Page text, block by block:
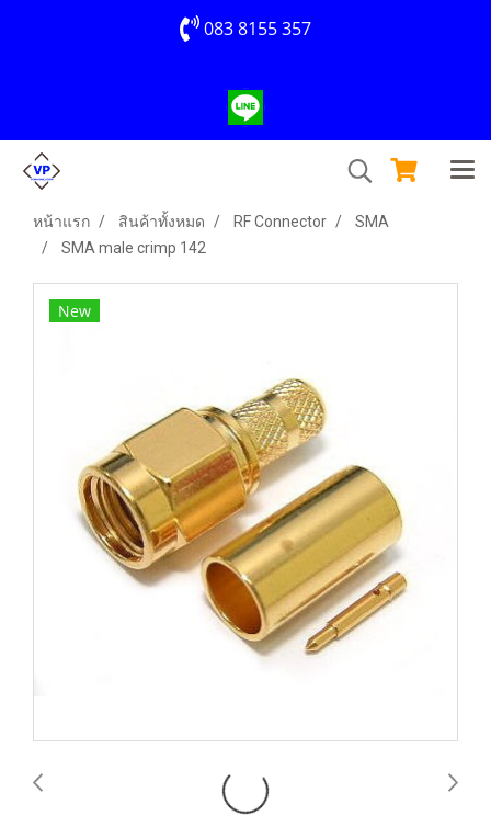
083 8155 357
หน้าแรก สินค้าทั้งหมด RF Connector
SMA
SMA male crimp 142
New